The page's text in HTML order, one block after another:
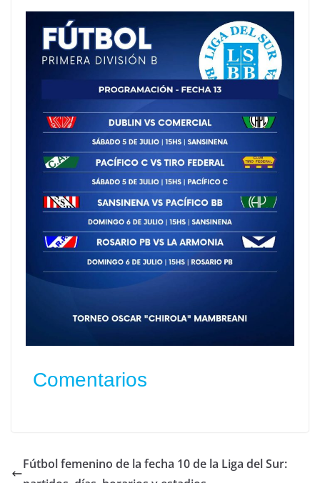
Comentarios
Fútbol femenino de la fecha 10 de la Liga del Sur: